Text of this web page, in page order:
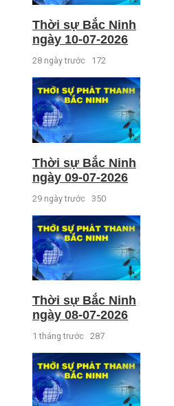
Thời sự Bắc Ninh
ngày 10-07-2026
28 ngày trước 172
Thời sự Bắc Ninh
ngày 09-07-2026
29 ngày trước 350
Thời sự Bắc Ninh
ngày 08-07-2026
1 tháng trước 287